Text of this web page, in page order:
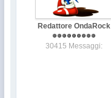
Redattore OndaRock
30415 Messaggi: